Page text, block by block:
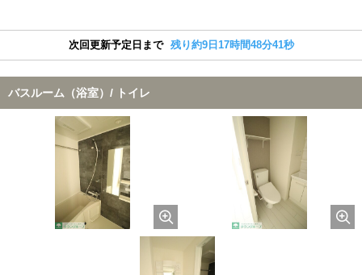
次回更新予定日まで 残り約9日17時間48分41秒
バスルーム（浴室）/ トイレ